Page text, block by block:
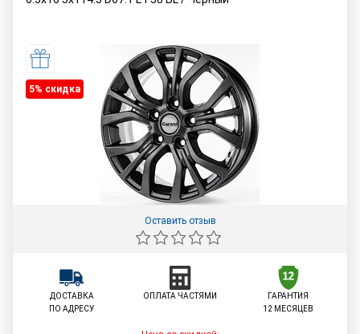
5% cкидка
Оставить отзыв
ДОСТАВКА
ПО АДРЕСУ
ОПЛАТА ЧАСТЯМИ
ГАРАНТИЯ
12 МЕСЯЦЕВ